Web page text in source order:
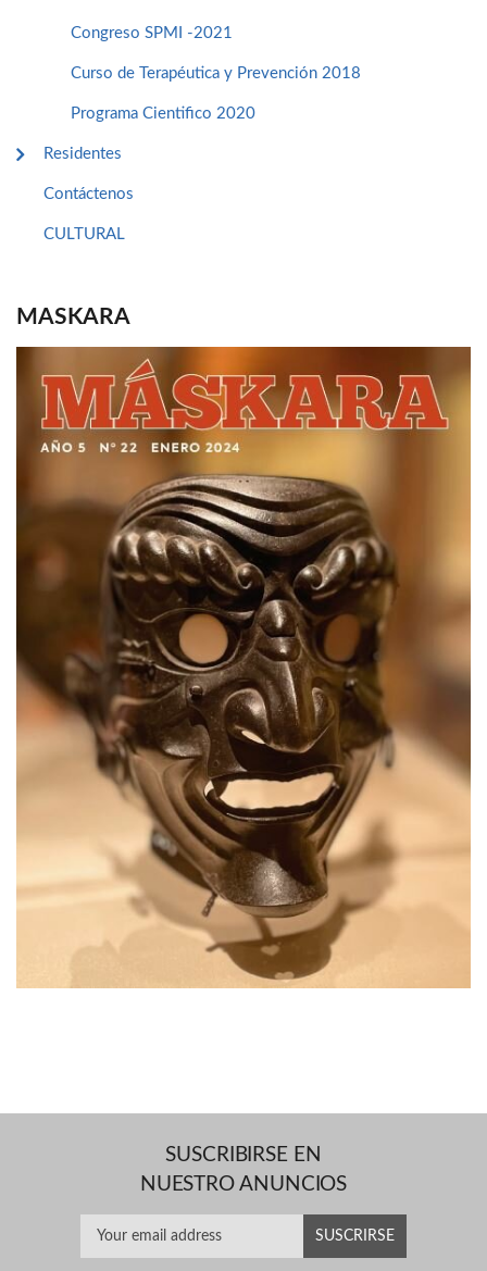
Congreso SPMI -2021
Curso de Terapéutica y Prevención 2018
Programa Cientifico 2020
Residentes
Contáctenos
CULTURAL
MASKARA
SUSCRIBIRSE EN
NUESTRO ANUNCIOS